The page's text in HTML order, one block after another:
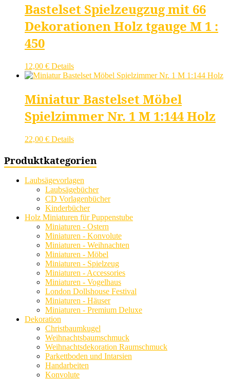
Bastelset Spielzeugzug mit 66
Dekorationen Holz tgauge M 1 :
450
12,00 € Details
Miniatur Bastelset Möbel
Spielzimmer Nr. 1 M 1:144 Holz
22,00 € Details
Produktkategorien
Laubsägevorlagen
Laubsägebücher
CD Vorlagenbücher
Kinderbücher
Holz Miniaturen für Puppenstube
Miniaturen - Ostern
Miniaturen - Konvolute
Miniaturen - Weihnachten
Miniaturen - Möbel
Miniaturen - Spielzeug
Miniaturen - Accessories
Miniaturen - Vogelhaus
London Dollshouse Festival
Miniaturen - Häuser
Miniaturen - Premium Deluxe
Dekoration
Christbaumkugel
Weihnachtsbaumschmuck
Weihnachtsdekoration Raumschmuck
Parkettboden und Intarsien
Handarbeiten
Konvolute